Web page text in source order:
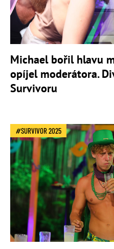
Michael bořil hlavu
opíjel moderátora.
Survivoru
SURVIVOR 2025